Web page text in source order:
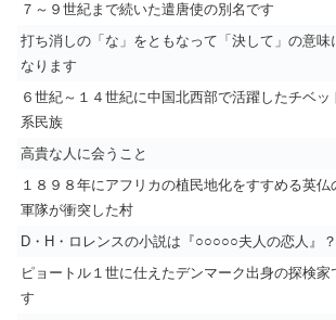
７～９世紀まで続いた遣唐使の別名です
打ち消しの「な」をともなって「決して」の意味
なります
６世紀～１４世紀に中国北西部で活躍したチベッ
系民族
高貴な人に会うこと
１８９８年にアフリカの植民地化をすすめる英仏
軍隊が衝突した村
D・H・ロレンスの小説は『○○○○○夫人の恋人』？
ピョートル１世に仕えたデンマーク出身の探検家
す